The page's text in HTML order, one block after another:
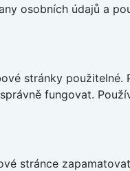
osobních údajů a
stránky
fungovat.
stránce